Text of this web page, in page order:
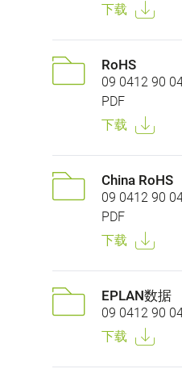
下载
RoHS
09 0412 90
PDF
下载
China RoHS
09 0412 90
PDF
下载
EPLAN数据
09 0412 90
下载